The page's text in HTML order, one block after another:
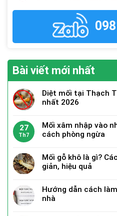
Bài viết mới nhất
Diệt mối tại Thạch
nhất 2026
27
Th7
Mối xâm nhập vào
cách phòng ngừa
Mối gỗ khô là gì?
giản, hiệu quả
Hướng dẫn cách
nhà